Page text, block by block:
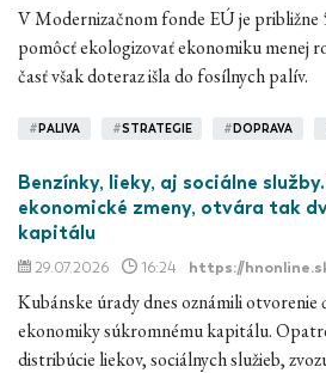
V Modernizačnom fonde EÚ je
pomôcť ekologizovať ekonomiku menej
časť však doteraz išla do fosílnych palív.
# PALIVA #STRATEGIE # DOPRAVA
Benzínky, lieky, aj sociálne
ekonomické zmeny, otvára tak
kapitálu
29.07.2026 16:24 https://
Kubánske úrady dnes oznámili otvorenie
ekonomiky súkromnému kapitálu.
distribúcie liekov, sociálnych služieb,